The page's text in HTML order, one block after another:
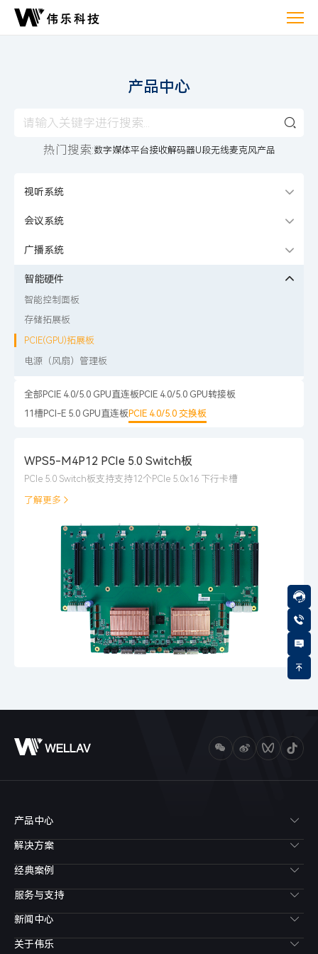
产品中心
热门搜索:数字媒体平台接收解码器U段无线麦克风产品
视听系统
会议系统
广播系统
智能硬件
智能控制面板
存储拓展板
PCIE(GPU)拓展板
电源（风扇）管理板
全部 PCIE 4.0/5.0 GPU直连板 PCIE 4.0/5.0 GPU转接板
11槽PCI-E 5.0 GPU直连板 PCIE 4.0/5.0 交换板
WPS5-M4P12 PCIe 5.0 Switch板
PCIe 5.0 Switch板支持支持12个PCIe 5.0x16 下行卡槽
了解更多
产品中心
解决方案
经典案例
服务与支持
新闻中心
关于伟乐